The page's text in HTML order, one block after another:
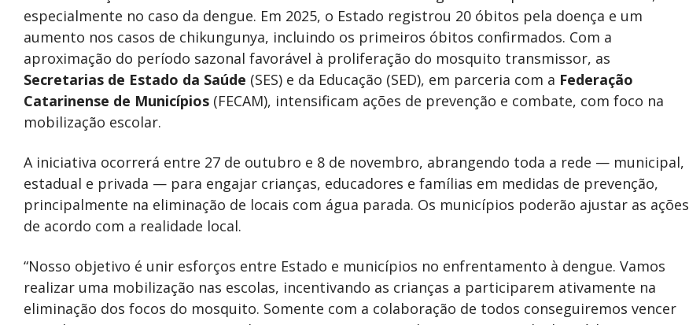
especialmente no caso da dengue. Em 2025, o Estado registrou 20 óbitos pela doença e um
aumento nos casos de chikungunya, incluindo os primeiros óbitos confirmados. Com a
aproximação do período sazonal favorável à proliferação do mosquito transmissor, as
Secretarias de Estado da Saúde (SES) e da Educação (SED), em parceria com a Federação
Catarinense de Municípios (FECAM), intensificam ações de prevenção e combate, com foco na
mobilização escolar.
A iniciativa ocorrerá entre 27 de outubro e 8 de novembro, abrangendo toda a rede — municipal,
estadual e privada — para engajar crianças, educadores e famílias em medidas de prevenção,
principalmente na eliminação de locais com água parada. Os municípios poderão ajustar as ações
de acordo com a realidade local.
“Nosso objetivo é unir esforços entre Estado e municípios no enfrentamento à dengue. Vamos
realizar uma mobilização nas escolas, incentivando as crianças a participarem ativamente na
eliminação dos focos do mosquito. Somente com a colaboração de todos conseguiremos vencer